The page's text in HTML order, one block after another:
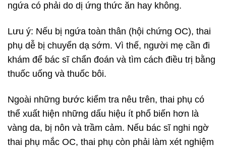
ngứa có phải do dị ứng thức ăn hay không.
Lưu ý: Nếu bị ngứa toàn thân (hội chứng OC), thai
phụ dễ bị chuyển dạ sớm. Vì thế, người mẹ cần đi
khám để bác sĩ chẩn đoán và tìm cách điều trị bằng
thuốc uống và thuốc bôi.
Ngoài những bước kiểm tra nêu trên, thai phụ có
thể xuất hiện những dấu hiệu ít phổ biến hơn là
vàng da, bị nôn và trầm cảm. Nếu bác sĩ nghi ngờ
thai phụ mắc OC, thai phụ còn phải làm xét nghiệm